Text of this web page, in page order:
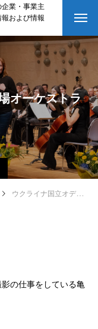
業・事業主
および情報
オーケストラ
ウクライナ国立オデーサ歌劇場オーケストラ北見公演開催Vol 14！
の仕事をしている亀